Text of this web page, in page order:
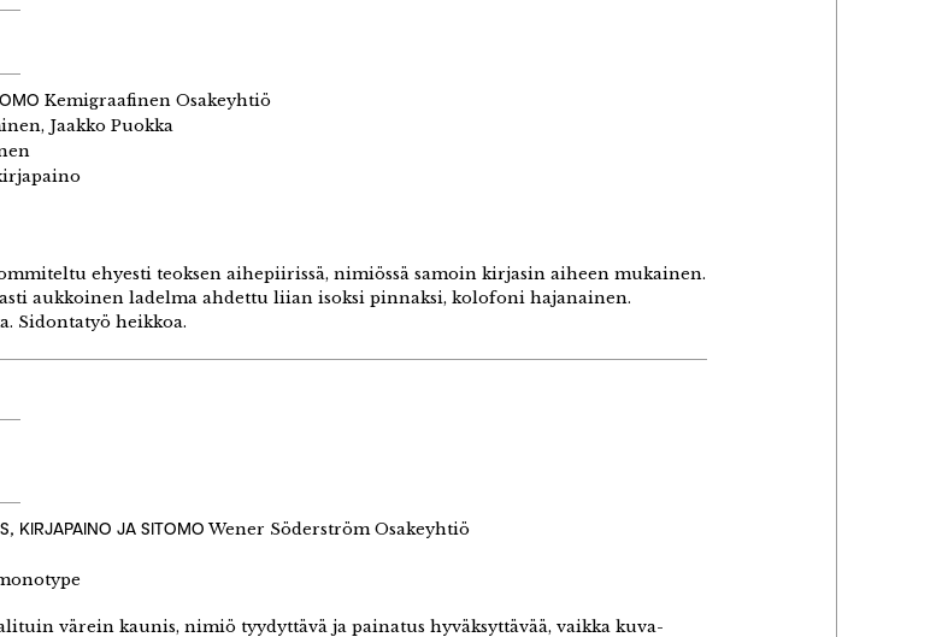
Kemigraafinen Osakeyhtiö
Jaakko Puokka
ehyesti teoksen aihepiirissä, nimiössä samoin kirjasin aiheen mukainen.
aukkoinen ladelma ahdettu liian isoksi pinnaksi, kolofoni hajanainen.
Sidontatyö heikkoa.
KIRJAPAINO JA SITOMOWener Söderström Osakeyhtiö
värein kaunis, nimiö tyydyttävä ja painatus hyväksyttävää, vaikka kuva-